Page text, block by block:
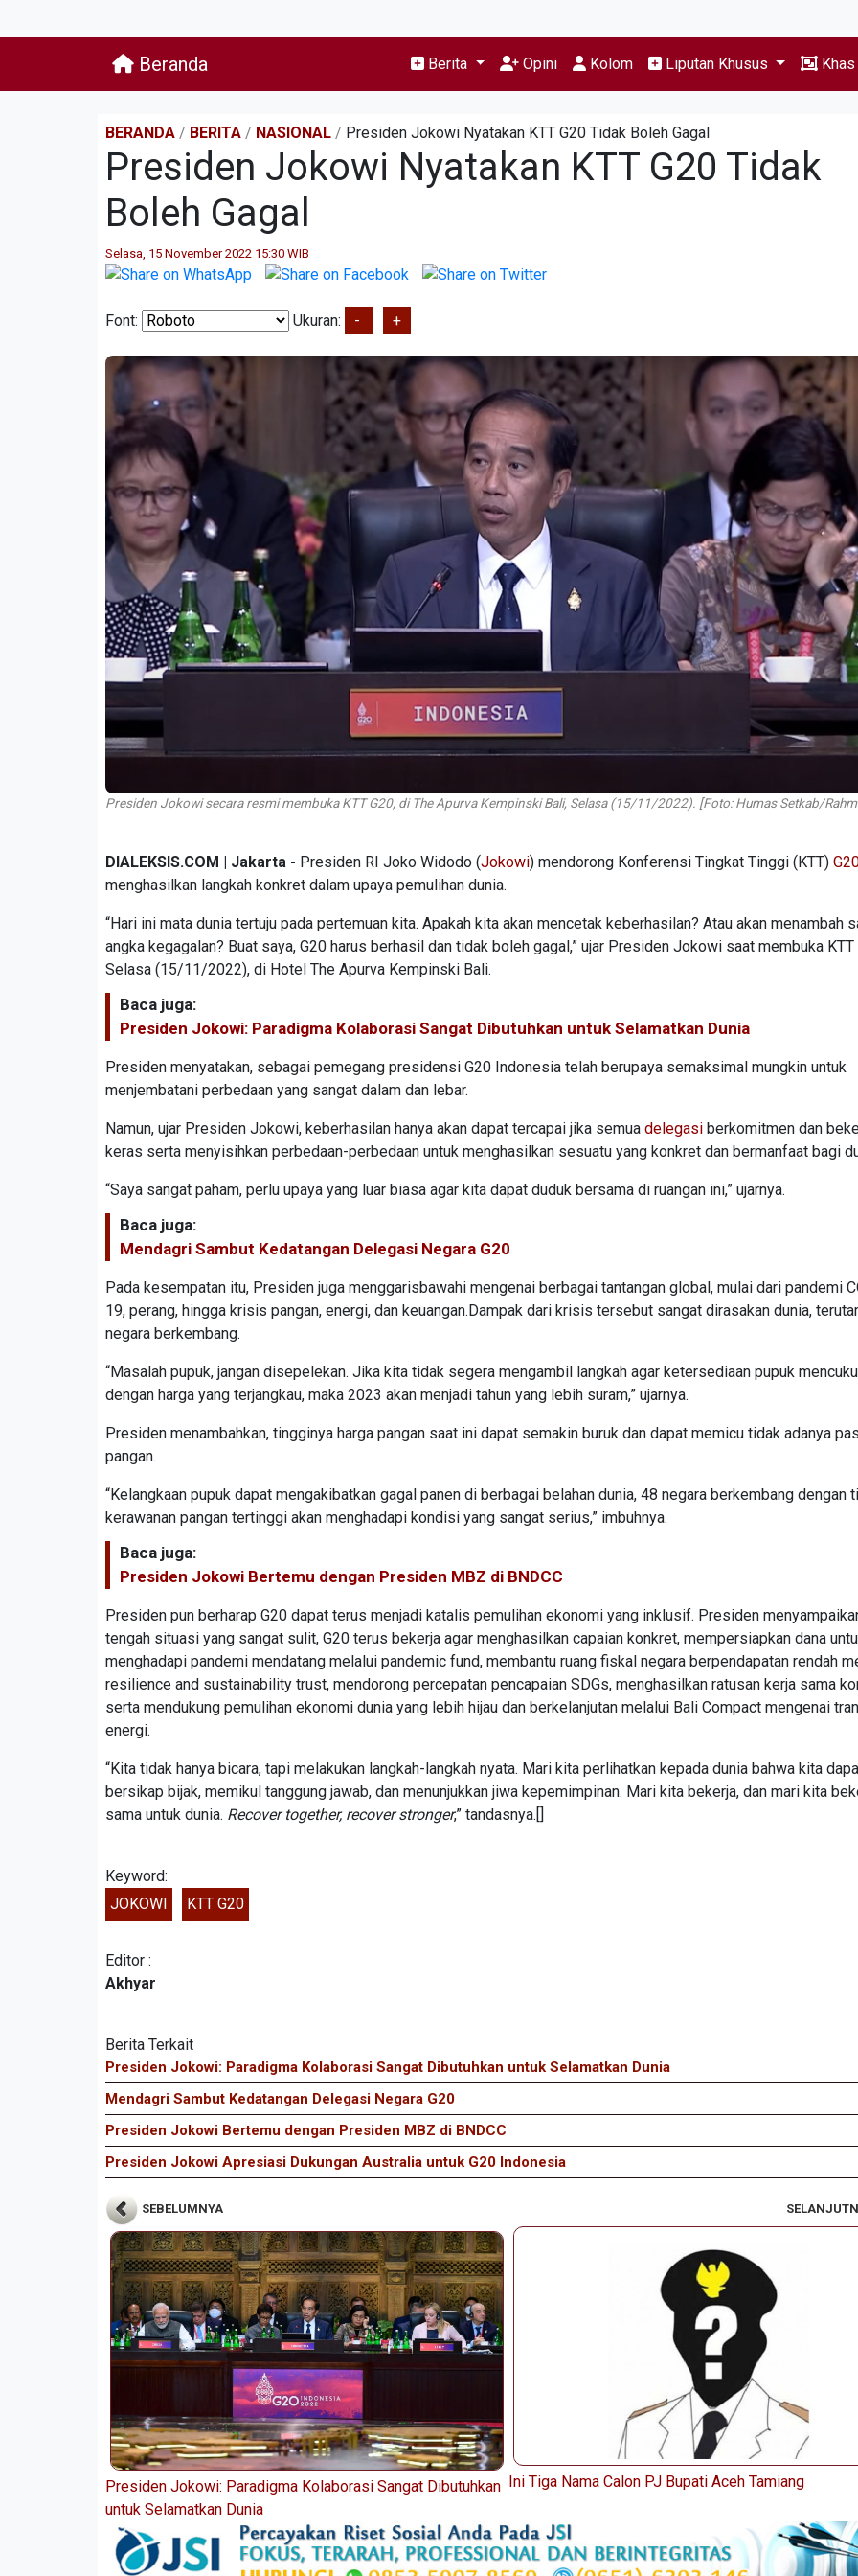
Beranda Berita Opini Kolom Liputan Khusus Khas
BERANDA / BERITA / NASIONAL / Presiden Jokowi Nyatakan KTT G20 Tidak Boleh Gagal
Presiden Jokowi Nyatakan KTT G20 Tidak
Boleh Gagal
Selasa, 15 November 2022 15:30 WIB
Font: Ukuran: - +
Presiden Jokowi secara resmi membuka KTT G20, di The Apurva Kempinski Bali, Selasa (15/11/2022). [Foto: Humas Setkab/
DIALEKSIS.COM | Jakarta - Presiden RI Joko Widodo (Jokowi) mendorong Konferensi Tingkat Tinggi (KTT)
menghasilkan langkah konkret dalam upaya pemulihan dunia.
“Hari ini mata dunia tertuju pada pertemuan kita. Apakah kita akan mencetak keberhasilan? Atau akan menambah
angka kegagalan? Buat saya, G20 harus berhasil dan tidak boleh gagal,” ujar Presiden Jokowi saat membuka KTT
Selasa (15/11/2022), di Hotel The Apurva Kempinski Bali.
Baca juga:
Presiden Jokowi: Paradigma Kolaborasi Sangat Dibutuhkan untuk Selamatkan Dunia
Presiden menyatakan, sebagai pemegang presidensi G20 Indonesia telah berupaya semaksimal mungkin untuk
menjembatani perbedaan yang sangat dalam dan lebar.
Namun, ujar Presiden Jokowi, keberhasilan hanya akan dapat tercapai jika semua delegasi berkomitmen dan
keras serta menyisihkan perbedaan-perbedaan untuk menghasilkan sesuatu yang konkret dan bermanfaat bagi
“Saya sangat paham, perlu upaya yang luar biasa agar kita dapat duduk bersama di ruangan ini,” ujarnya.
Baca juga:
Mendagri Sambut Kedatangan Delegasi Negara G20
Pada kesempatan itu, Presiden juga menggarisbawahi mengenai berbagai tantangan global, mulai dari pandemi
19, perang, hingga krisis pangan, energi, dan keuangan.Dampak dari krisis tersebut sangat dirasakan dunia,
negara berkembang.
“Masalah pupuk, jangan disepelekan. Jika kita tidak segera mengambil langkah agar ketersediaan pupuk
dengan harga yang terjangkau, maka 2023 akan menjadi tahun yang lebih suram,” ujarnya.
Presiden menambahkan, tingginya harga pangan saat ini dapat semakin buruk dan dapat memicu tidak adanya
pangan.
“Kelangkaan pupuk dapat mengakibatkan gagal panen di berbagai belahan dunia, 48 negara berkembang dengan
kerawanan pangan tertinggi akan menghadapi kondisi yang sangat serius,” imbuhnya.
Baca juga:
Presiden Jokowi Bertemu dengan Presiden MBZ di BNDCC
Presiden pun berharap G20 dapat terus menjadi katalis pemulihan ekonomi yang inklusif. Presiden
tengah situasi yang sangat sulit, G20 terus bekerja agar menghasilkan capaian konkret, mempersiapkan dana
menghadapi pandemi mendatang melalui pandemic fund, membantu ruang fiskal negara berpendapatan rendah
resilience and sustainability trust, mendorong percepatan pencapaian SDGs, menghasilkan ratusan kerja sama
serta mendukung pemulihan ekonomi dunia yang lebih hijau dan berkelanjutan melalui Bali Compact mengenai
energi.
“Kita tidak hanya bicara, tapi melakukan langkah-langkah nyata. Mari kita perlihatkan kepada dunia bahwa kita
bersikap bijak, memikul tanggung jawab, dan menunjukkan jiwa kepemimpinan. Mari kita bekerja, dan mari kita
sama untuk dunia. Recover together, recover stronger,” tandasnya.[]
Keyword:
JOKOWI
KTT G20
Editor :
Akhyar
Berita Terkait
Presiden Jokowi: Paradigma Kolaborasi Sangat Dibutuhkan untuk Selamatkan Dunia
Mendagri Sambut Kedatangan Delegasi Negara G20
Presiden Jokowi Bertemu dengan Presiden MBZ di BNDCC
Presiden Jokowi Apresiasi Dukungan Australia untuk G20 Indonesia
SEBELUMNYA
Presiden Jokowi: Paradigma Kolaborasi Sangat Dibutuhkan
untuk Selamatkan Dunia
Ini Tiga Nama Calon PJ Bupati Aceh Tamiang